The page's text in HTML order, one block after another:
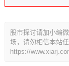
股市探讨请加小编
场，请勿相信本站
https://